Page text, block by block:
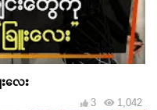
လေး
1,042
3